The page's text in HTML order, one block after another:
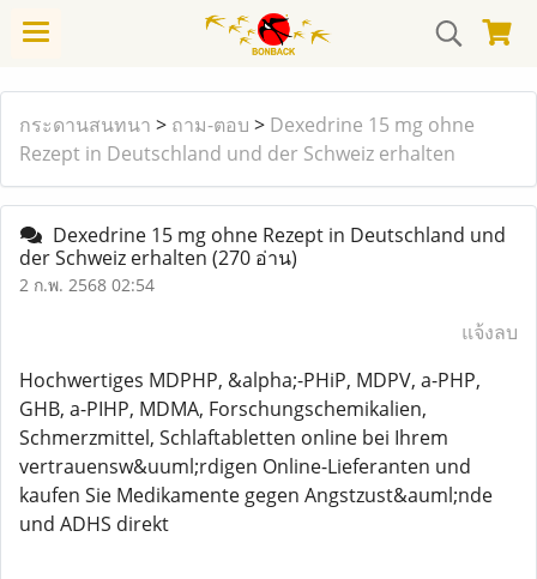
กระดานสนทนา > ถาม-ตอบ > Dexedrine 15 mg ohne
Rezept in Deutschland und der Schweiz erhalten
Dexedrine 15 mg ohne Rezept in Deutschland und
der Schweiz erhalten (270 อ่าน)
2 ก.พ. 2568 02:54
แจ้งลบ
Hochwertiges MDPHP, &alpha;-PHiP, MDPV, a-PHP,
GHB, a-PIHP, MDMA, Forschungschemikalien,
Schmerzmittel, Schlaftabletten online bei Ihrem
vertrauensw&uuml;rdigen Online-Lieferanten und
kaufen Sie Medikamente gegen Angstzust&auml;nde
und ADHS direkt